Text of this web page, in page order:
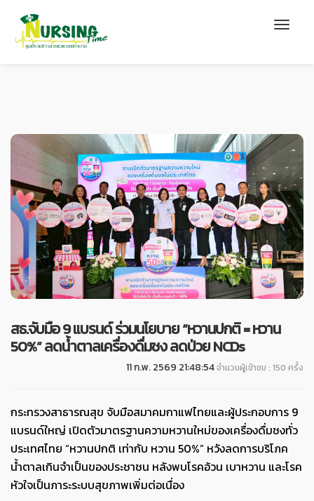
สธ.จับมือ 9 แบรนด์ ร่วมนโยบาย “หวานปกติ = หวาน
50%” ลดน้ำตาลเครื่องดื่มชง ลดป่วย NCDs
11 ก.พ. 2569 21:48:54จำนวนผู้เข้าชม : 150 ครั้ง
กระทรวงสาธารณสุข จับมือสมาคมกาแฟไทยและผู้ประกอบการ 9
แบรนด์ใหญ่ เปิดตัวมาตรฐานความหวานใหม่ของเครื่องดื่มชงทั่ว
ประเทศไทย “หวานปกติ เท่ากับ หวาน 50%” หวังลดการบริโภค
น้ำตาลเกินจำเป็นของประชาชน หลังพบโรคอ้วน เบาหวาน และโรค
หัวใจเป็นภาระระบบสุขภาพเพิ่มต่อเนื่อง